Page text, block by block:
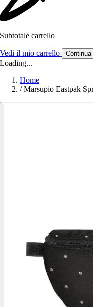
Subtotale carrello
Vedi il mio carrello Continua
Loading...
Home
/ Marsupio Eastpak